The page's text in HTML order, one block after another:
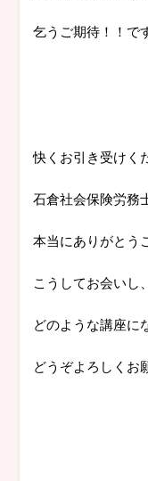
乞うご期待！！で
快くお引き受けく
石倉社会保険労務
本当にありがとう
こうしてお会いし
どのような講座に
どうぞよろしくお